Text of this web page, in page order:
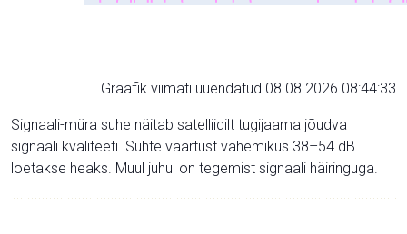
Graafik viimati uuendatud 08.08.2026 08:44:33
Signaali-müra suhe näitab satelliidilt tugijaama jõudva
signaali kvaliteeti. Suhte väärtust vahemikus 38–54 dB
loetakse heaks. Muul juhul on tegemist signaali häiringuga.